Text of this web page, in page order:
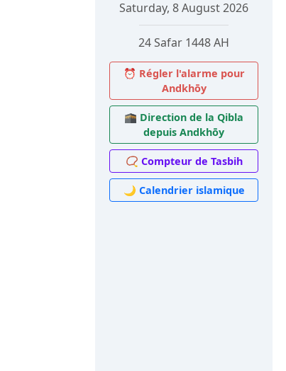
Saturday, 8 August 2026
24 Safar 1448 AH
⏰ Régler l'alarme pour
Andkhōy
🕋 Direction de la Qibla
depuis Andkhōy
📿 Compteur de Tasbih
🌙 Calendrier islamique